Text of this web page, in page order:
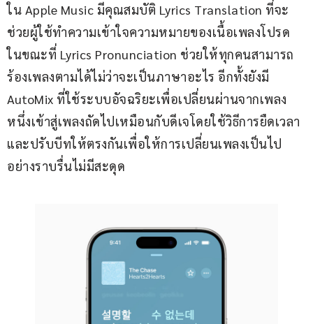
ใน Apple Music มีคุณสมบัติ Lyrics Translation ที่จะ
ช่วยผู้ใช้ทำความเข้าใจความหมายของเนื้อเพลงโปรด
ในขณะที่ Lyrics Pronunciation ช่วยให้ทุกคนสามารถ
ร้องเพลงตามได้ไม่ว่าจะเป็นภาษาอะไร อีกทั้งยังมี
AutoMix ที่ใช้ระบบอัจฉริยะเพื่อเปลี่ยนผ่านจากเพลง
หนึ่งเข้าสู่เพลงถัดไปเหมือนกับดีเจโดยใช้วิธีการยืดเวลา
และปรับบีทให้ตรงกันเพื่อให้การเปลี่ยนเพลงเป็นไป
อย่างราบรื่นไม่มีสะดุด